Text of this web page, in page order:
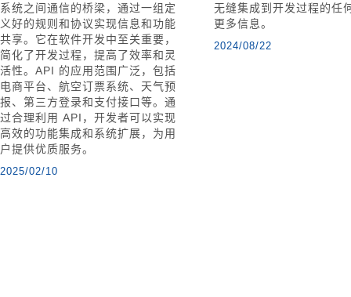
系统之间通信的桥梁，通过一组定
义好的规则和协议实现信息和功能
共享。它在软件开发中至关重要，
简化了开发过程，提高了效率和灵
活性。API 的应用范围广泛，包括
电商平台、航空订票系统、天气预
报、第三方登录和支付接口等。通
过合理利用 API，开发者可以实现
高效的功能集成和系统扩展，为用
户提供优质服务。
2025/02/10
无缝集成到开发过程的任
更多信息。
2024/08/22